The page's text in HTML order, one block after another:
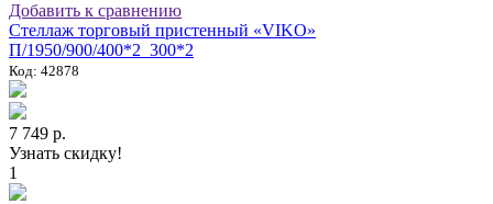
Добавить к сравнению
Стеллаж торговый пристенный «VIKO»
П/1950/900/400*2_300*2
Код: 42878
7 749 р.
Узнать скидку!
1